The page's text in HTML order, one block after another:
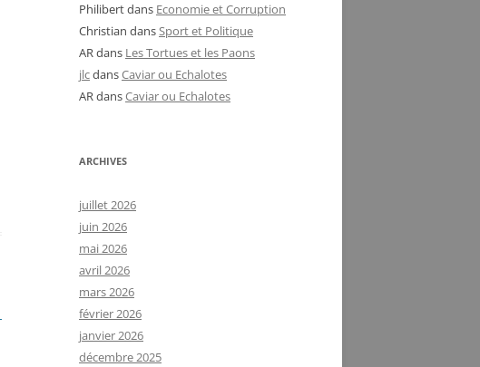
Philibertdans Economie et Corruption
Christian dansSport et Politique
ARdans Les Tortues et les Paons
jlcdansCaviar ou Echalotes
ARdansCaviar ou Echalotes
ARCHIVES
juillet 2026
juin 2026
mai 2026
avril 2026
mars 2026
février 2026
janvier 2026
décembre 2025